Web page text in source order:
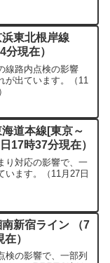
浜東北根岸線
分現在）
線路内点検の影響
が出ています。（11
海道本線[東京～
17時37分現在）
り対応の影響で、一
います。（11月27日
南新宿ライン （7
）
検の影響で、一部列